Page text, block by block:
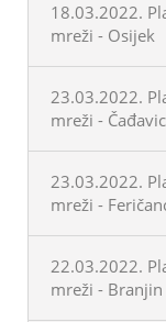
18.03.2022.
mreži - Osijek
23.03.2022.
mreži -
23.03.2022.
mreži -
22.03.2022.
mreži -